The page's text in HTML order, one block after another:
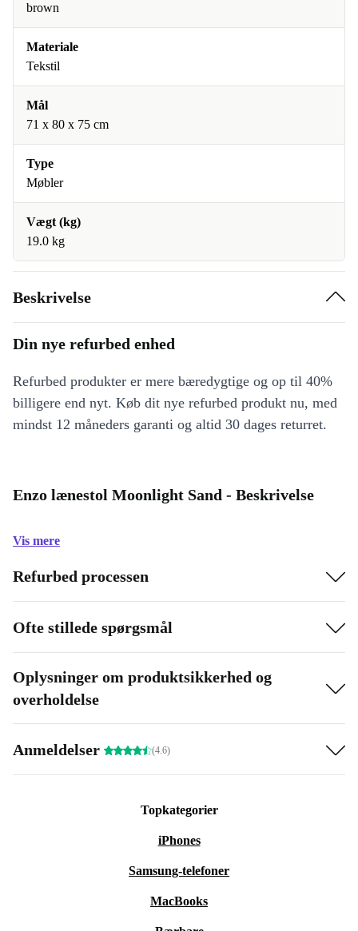
brown
Materiale
Tekstil
Mål
71 x 80 x 75 cm
Type
Møbler
Vægt (kg)
19.0 kg
Beskrivelse
Din nye refurbed enhed
Refurbed produkter er mere bæredygtige og op til 40%
billigere end nyt. Køb dit nye refurbed produkt nu, med
mindst 12 måneders garanti og altid 30 dages returret.
Enzo lænestol Moonlight Sand - Beskrivelse
Vis mere
Refurbed processen
Ofte stillede spørgsmål
Oplysninger om produktsikkerhed og
overholdelse
Anmeldelser (4.6)
Topkategorier
iPhones
Samsung-telefoner
MacBooks